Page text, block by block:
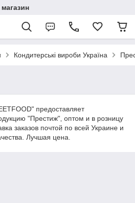
магазин
Кондитерські вироби Україна
предоставляет
"Престиж", оптом и в розницу
заказов почтой по всей Украине и
Лучшая цена.